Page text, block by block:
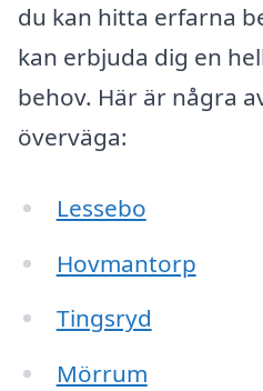
du kan hitta erfarna
kan erbjuda dig en
behov. Här är några
överväga:
Lessebo
Hovmantorp
Tingsryd
Mörrum